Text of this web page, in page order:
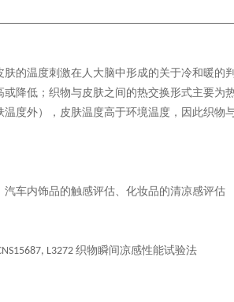
的温度刺激在人大脑中形成的关于冷和暖的
降低；织物与皮肤之间的热交换形式主要为
度外），皮肤温度高于环境温度，因此织物
车内饰品的触感评估、化妆品的清凉感评估
L3272织物瞬间凉感性能试验法